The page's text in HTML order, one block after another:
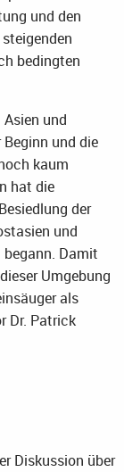
und den
bedingten
Asien und
und die
kaum
hat die
der
und
Damit
Umgebung
als
Dr. Patrick
Diskussion über